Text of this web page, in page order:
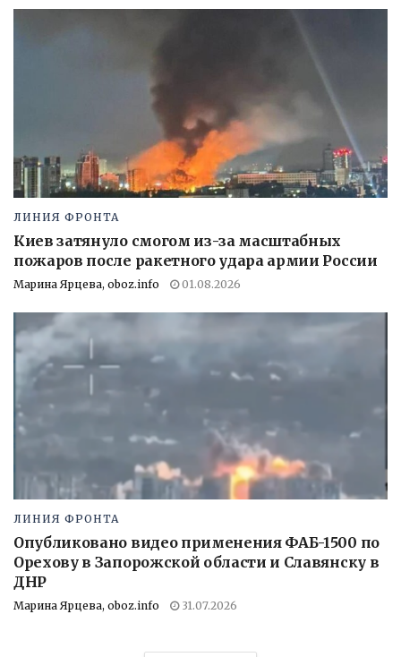
ЛИНИЯ ФРОНТА
Киев затянуло смогом из-за масштабных
пожаров после ракетного удара армии России
Марина Ярцева, oboz.info 01.08.2026
ЛИНИЯ ФРОНТА
Опубликовано видео применения ФАБ-1500 по
Орехову в Запорожской области и Славянску в
ДНР
Марина Ярцева, oboz.info 31.07.2026